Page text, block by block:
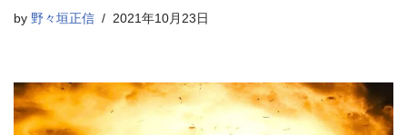
by 野々垣正信 2021年10月23日